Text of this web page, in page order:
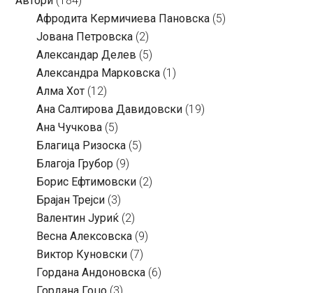
Aфродита Кермичиева Пановска (5)
Јована Петровска (2)
Александар Делев (5)
Александра Марковска (1)
Алма Хот (12)
Ана Салтирова Давидовски (19)
Ана Чучкова (5)
Благица Ризоска (5)
Благоја Грубор (9)
Борис Ефтимовски (2)
Брајан Трејси (3)
Валентин Јуриќ (2)
Весна Алексовска (9)
Виктор Куновски (7)
Гордана Андоновска (6)